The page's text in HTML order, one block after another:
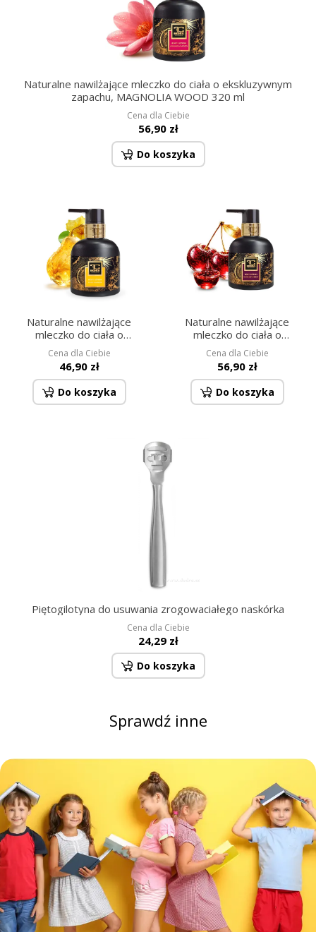
Naturalne nawilżające mleczko do ciała o ekskluzywnym
zapachu, MAGNOLIA WOOD 320 ml
Cena dla Ciebie
56,90 zł
Do koszyka
Naturalne nawilżające
mleczko do ciała o
ekskluzywnym zapachu,
AKSAMITNA GRUSZKA 320
ml
Cena dla Ciebie
46,90 zł
Do koszyka
Naturalne nawilżające
mleczko do ciała o
ekskluzywnym zapachu,
MIDNIGHT CHERRY 320 ml
Cena dla Ciebie
56,90 zł
Do koszyka
Piętogilotyna do usuwania zrogowaciałego naskórka
Cena dla Ciebie
24,29 zł
Do koszyka
Sprawdź inne